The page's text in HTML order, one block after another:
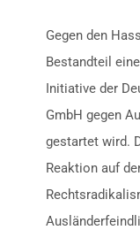
Gegen den
Bestandteil
Initiative der
GmbH gegen
gestartet wird.
Reaktion auf